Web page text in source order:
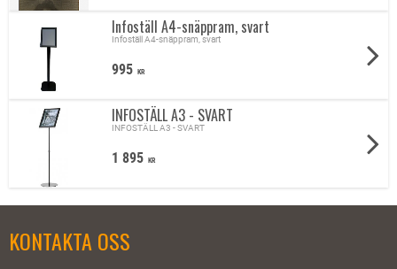
Infoställ A4-snäppram, svart
Infoställ A4-snäppram, svart
995 KR
INFOSTÄLL A3 - SVART
INFOSTÄLL A3 - SVART
1 895 KR
KONTAKTA OSS